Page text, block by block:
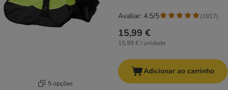
5 opções
15,99 €
15,99 € / unidade
Avaliar: 4.5/5 (1817)
Adicionar ao carrinho